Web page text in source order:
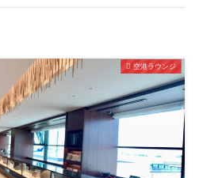
空港ラウンジ